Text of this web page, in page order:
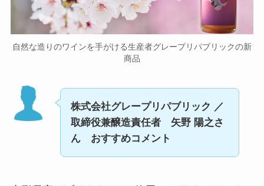
自然な造りのワインを手がける生産者グレープリパブリックの新
商品
株式会社グレープリパブリック ／
取締役兼醸造責任者 矢野 陽之さ
ん おすすめコメント